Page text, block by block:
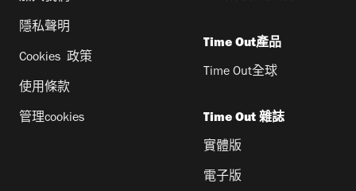
隱私聲明
Cookies 政策
使用條款
管理cookies
Time Out產品
Time Out全球
Time Out 雜誌
實體版
電子版